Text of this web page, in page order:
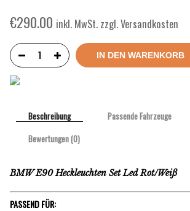
€290.00 inkl. MwSt. zzgl. Versandkosten
IN DEN WARENKORB
Beschreibung
Passende Fahrzeuge
Bewertungen (0)
BMW E90 Heckleuchten Set Led Rot/Weiß
PASSEND FÜR: